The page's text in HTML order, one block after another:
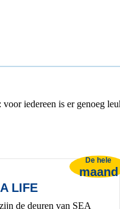
iedereen is er genoeg
De hele
maand
LIFE
de deuren van SEA